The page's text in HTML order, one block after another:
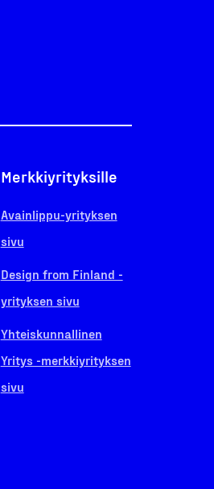
Merkkiyrityksille
Avainlippu-yrityksen
sivu
Design from Finland -
yrityksen sivu
Yhteiskunnallinen
Yritys -merkkiyrityksen
sivu